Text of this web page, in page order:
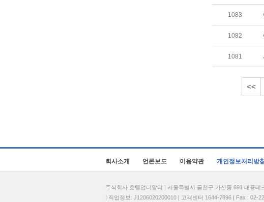
1083
1082
1081
<<
회사소개 언론보도 이용약관 개인정보처리방침
주식회사 호텔업디알티 | 서울특별시 금천구 가산동 691 대륭
| 직업정보: J1206020200010 | 고객센터 1644-7896 | Fax : 02-